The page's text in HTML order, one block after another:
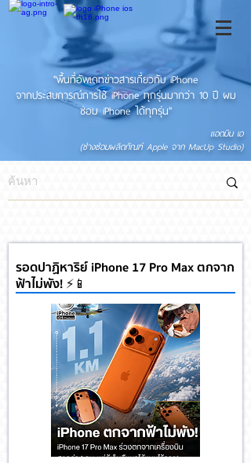
"พื้นที่อัพเดทข่าวสารเกี่ยวกับ iPhone
จากประสบการณ์การใช้ iPhone ทุกรุ่นมากว่า 10 ปี ผม
ซ่อม iPhone ได้ทุกรุ่น"
แอดมิน เอ
(ช่างซ่อมผลิตภัณฑ์ Apple จาก MacUp Studio)
รอดปาฏิหาริย์ iPhone 17 Pro Max ตกจาก
ฟ้าไม่พัง! ⚡📱